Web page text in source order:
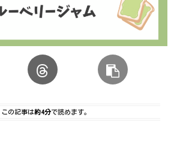
この記事は約4分で読めます。